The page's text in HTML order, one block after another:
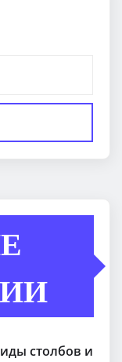
столбов и